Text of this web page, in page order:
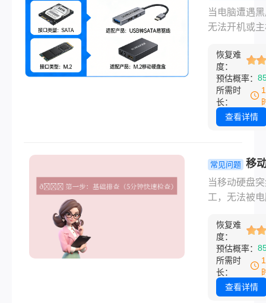
脑坏了怎么
盘里的东西
有效的自救
法！
当电脑遭遇
无法开机或
的往往不是
身，而是硬
放的珍贵资
片或工作文
实，只要硬
据也是可以
取出来的。
脑坏了怎么
里的东西弄
呢？
恢复难
度：
预估概率：
所需时
长：
查看详情
常见问题 移
无法读取怎
复？别慌！
据抢救指南
当移动硬盘
工，无法被
那种焦虑感
体会——可能
要的工作文
贵的家庭照
年的收藏。
恢复难
度：
预估概率：
所需时
长：
查看详情